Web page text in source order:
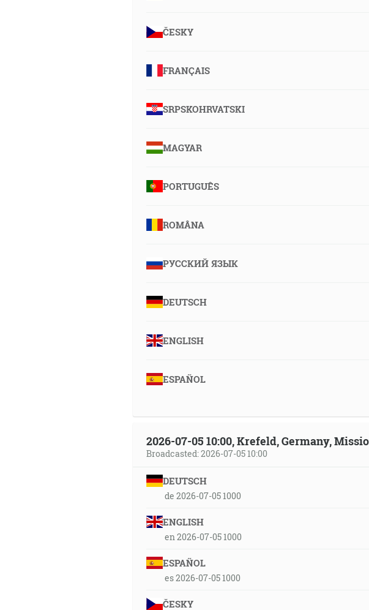
ČESKY
FRANÇAIS
SRPSKOHRVATSKI
MAGYAR
PORTUGUÊS
ROMÂNA
РУССКИЙ ЯЗЫК
DEUTSCH
ENGLISH
ESPAÑOL
2026-07-05 10:00, Krefeld, Germany,
Broadcasted: 2026-07-05 10:00
DEUTSCH
de 2026-07-05 1000
ENGLISH
en 2026-07-05 1000
ESPAÑOL
es 2026-07-05 1000
ČESKY